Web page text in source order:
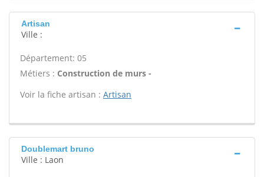
Artisan
Ville :
Département: 05
Métiers : Construction de murs -
Voir la fiche artisan : Artisan
Doublemart bruno
Ville : Laon